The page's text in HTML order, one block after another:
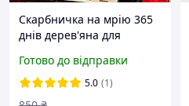
Скарбничка на мрію 365
днів дерев'яна для
цифрами,скарбничка на
рік більша,
Готово до відправки
5.0 (1)